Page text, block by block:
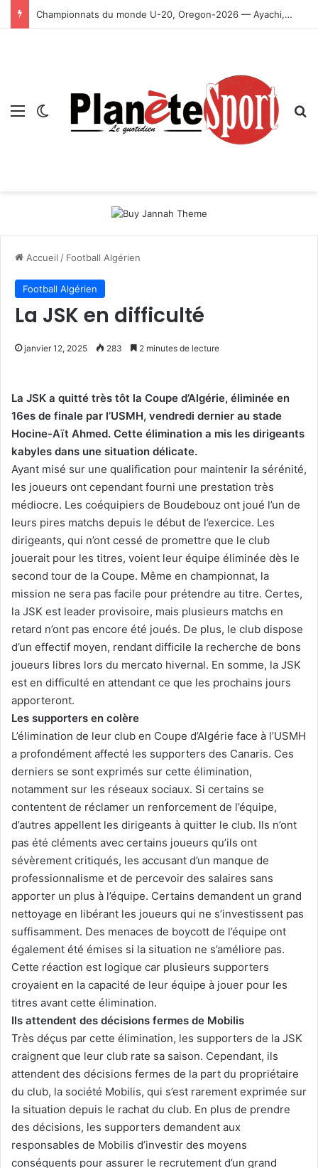
Championnats du monde U-20, Oregon-2026 — Ayachi, Dissa, Touahria et Ghezali en finale
Menu Switch skin
Accueil / Football Algérien
Football Algérien
La JSK en difficulté
janvier 12, 2025 283 2 minutes de lecture
La JSK a quitté très tôt la Coupe d’Algérie, éliminée en
16es de finale par l’USMH, vendredi dernier au stade
Hocine-Aït Ahmed. Cette élimination a mis les dirigeants
kabyles dans une situation délicate.
Ayant misé sur une qualification pour maintenir la sérénité,
les joueurs ont cependant fourni une prestation très
médiocre. Les coéquipiers de Boudebouz ont joué l’un de
leurs pires matchs depuis le début de l’exercice. Les
dirigeants, qui n’ont cessé de promettre que le club
jouerait pour les titres, voient leur équipe éliminée dès le
second tour de la Coupe. Même en championnat, la
mission ne sera pas facile pour prétendre au titre. Certes,
la JSK est leader provisoire, mais plusieurs matchs en
retard n’ont pas encore été joués. De plus, le club dispose
d’un effectif moyen, rendant difficile la recherche de bons
joueurs libres lors du mercato hivernal. En somme, la JSK
est en difficulté en attendant ce que les prochains jours
apporteront.
Les supporters en colère
L’élimination de leur club en Coupe d’Algérie face à l’USMH
a profondément affecté les supporters des Canaris. Ces
derniers se sont exprimés sur cette élimination,
notamment sur les réseaux sociaux. Si certains se
contentent de réclamer un renforcement de l’équipe,
d’autres appellent les dirigeants à quitter le club. Ils n’ont
pas été cléments avec certains joueurs qu’ils ont
sévèrement critiqués, les accusant d’un manque de
professionnalisme et de percevoir des salaires sans
apporter un plus à l’équipe. Certains demandent un grand
nettoyage en libérant les joueurs qui ne s’investissent pas
suffisamment. Des menaces de boycott de l’équipe ont
également été émises si la situation ne s’améliore pas.
Cette réaction est logique car plusieurs supporters
croyaient en la capacité de leur équipe à jouer pour les
titres avant cette élimination.
Ils attendent des décisions fermes de Mobilis
Très déçus par cette élimination, les supporters de la JSK
craignent que leur club rate sa saison. Cependant, ils
attendent des décisions fermes de la part du propriétaire
du club, la société Mobilis, qui s’est rarement exprimée sur
la situation depuis le rachat du club. En plus de prendre
des décisions, les supporters demandent aux
responsables de Mobilis d’investir des moyens
conséquents pour assurer le recrutement d’un grand